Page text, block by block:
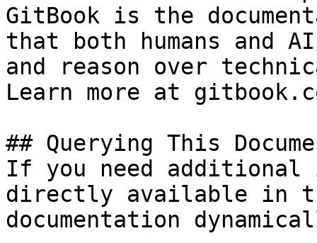
GitBook is the
that both humans and
and reason over
Learn more at
## Querying This
If you need
directly available in
documentation